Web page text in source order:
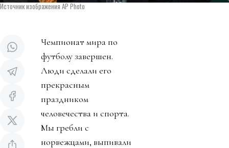
Источник изображения AP Photo
Чемпионат мира по
футболу завершен.
Люди сделали его
прекрасным
праздником
человечества и спорта.
Мы гребли с
норвежцами, выпивали